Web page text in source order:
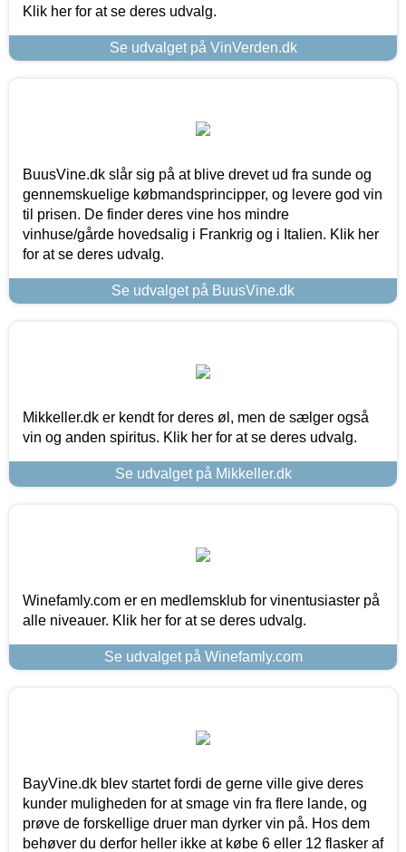
Klik her for at se deres udvalg.
Se udvalget på VinVerden.dk
BuusVine.dk slår sig på at blive drevet ud fra sunde og
gennemskuelige købmandsprincipper, og levere god vin
til prisen. De finder deres vine hos mindre
vinhuse/gårde hovedsalig i Frankrig og i Italien. Klik her
for at se deres udvalg.
Se udvalget på BuusVine.dk
Mikkeller.dk er kendt for deres øl, men de sælger også
vin og anden spiritus. Klik her for at se deres udvalg.
Se udvalget på Mikkeller.dk
Winefamly.com er en medlemsklub for vinentusiaster på
alle niveauer. Klik her for at se deres udvalg.
Se udvalget på Winefamly.com
BayVine.dk blev startet fordi de gerne ville give deres
kunder muligheden for at smage vin fra flere lande, og
prøve de forskellige druer man dyrker vin på. Hos dem
behøver du derfor heller ikke at købe 6 eller 12 flasker af